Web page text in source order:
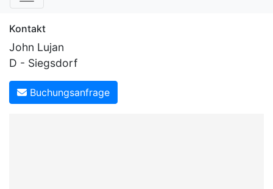
Kontakt
John Lujan
D - Siegsdorf
Buchungsanfrage